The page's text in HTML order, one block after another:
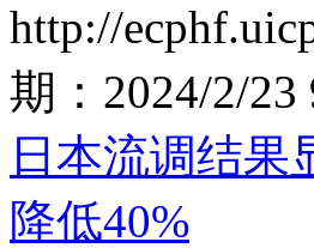
http://
期： 2024/2/23
日本流调结
降低40%